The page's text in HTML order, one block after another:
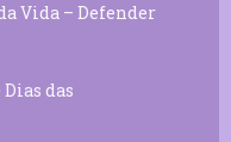
Vida – Defender
das